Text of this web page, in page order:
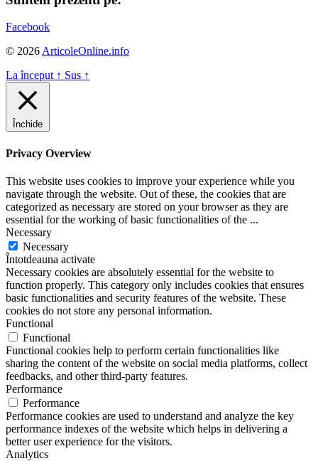
Facebook
© 2026 ArticoleOnline.info
La început ↑ Sus ↑
Închide
Privacy Overview
This website uses cookies to improve your experience while you
navigate through the website. Out of these, the cookies that are
categorized as necessary are stored on your browser as they are
essential for the working of basic functionalities of the ...
Necessary
Necessary
Întotdeauna activate
Necessary cookies are absolutely essential for the website to
function properly. This category only includes cookies that ensures
basic functionalities and security features of the website. These
cookies do not store any personal information.
Functional
Functional
Functional cookies help to perform certain functionalities like
sharing the content of the website on social media platforms, collect
feedbacks, and other third-party features.
Performance
Performance
Performance cookies are used to understand and analyze the key
performance indexes of the website which helps in delivering a
better user experience for the visitors.
Analytics